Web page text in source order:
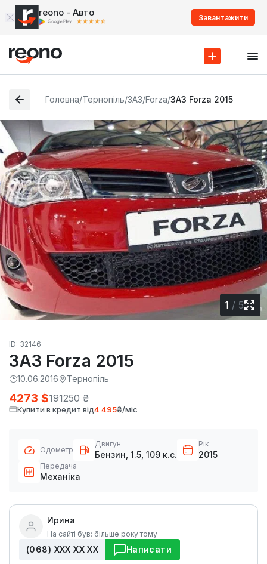
reono - Авто Завантажити
Головна/Тернопіль/ЗАЗ/Forza/ЗАЗ Forza 2015
1 / 5
ID: 32146
ЗАЗ Forza 2015
10.06.2016 Тернопіль
4273 $191250 ₴
Купити в кредит від4 495₴/міс
Одометр
Двигун
Бензин, 1.5, 109 к.с.
Рік
2015
Передача
Механіка
Ирина
На сайті був: більше року тому
(068) ХХХ ХХ ХХ Написати